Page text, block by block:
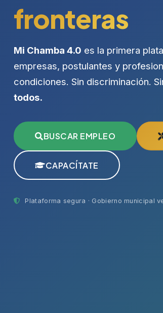
fronteras
Mi Chamba 4.0 es la primera
empresas, postulantes y
condiciones. Sin discriminación.
todos.
BUSCAR EMPLEO
CAPACÍTATE
Plataforma segura · Gobierno municipal